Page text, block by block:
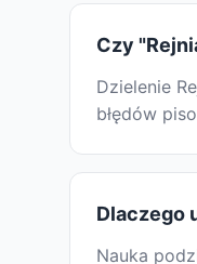
Czy
Dzielenie
błędów
Dlaczego
Nauka